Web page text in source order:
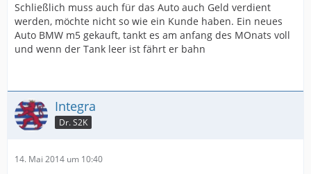
Schließlich muss auch für das Auto auch Geld verdient
werden, möchte nicht so wie ein Kunde haben. Ein neues
Auto BMW m5 gekauft, tankt es am anfang des MOnats voll
und wenn der Tank leer ist fährt er bahn
Integra
Dr. S2K
14. Mai 2014 um 10:40